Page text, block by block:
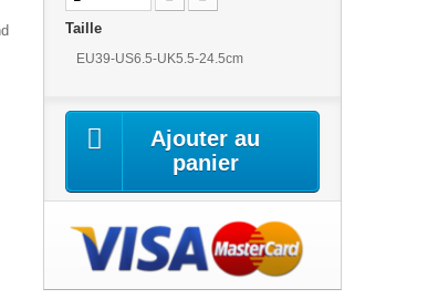
Taille
EU39-US6.5-UK5.5-24.5cm
Ajouter au
panier